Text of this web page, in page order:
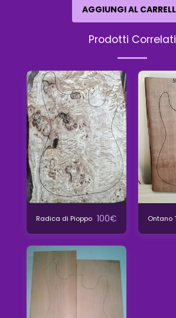
AGGIUNGI AL
Prodotti Correlati
Radica di Pioppo 100€ Ontano